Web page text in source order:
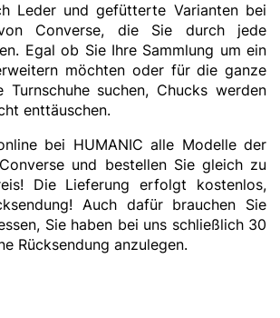
Leder und gefütterte Varianten bei
Converse, die Sie durch jede
Egal ob Sie Ihre Sammlung um ein
möchten oder für die ganze
Turnschuhe suchen, Chucks werden
enttäuschen.
bei HUMANIC alle Modelle der
und bestellen Sie gleich zu
Die Lieferung erfolgt kostenlos,
Auch dafür brauchen Sie
Sie haben bei uns schließlich 30
Rücksendung anzulegen.